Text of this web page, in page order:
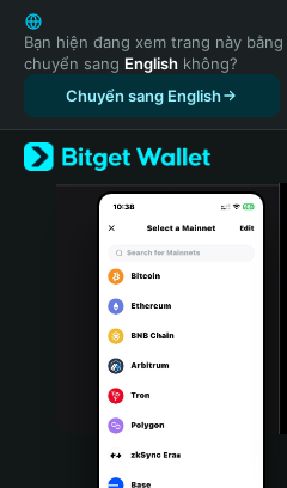
English
日本語
Tiếng Việt
Русский
Español (Latinoamérica)
Türkçe
Italiano
Português (Portugal)
Bahasa Indonesia
Bạn hiện đang xem trang này bằng
chuyển sang English không?
Chuyển sang English